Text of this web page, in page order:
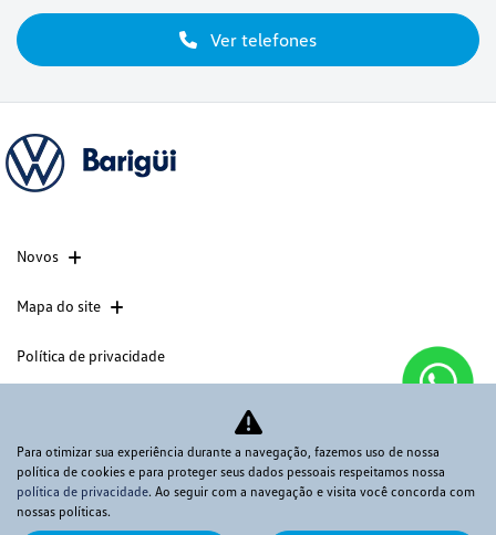
Ver telefones
Novos
Mapa do site
Política de privacidade
VOX COMERCIO DE AUTOMOVEIS LTDA
CNPJ: 08.540.795/0007-28
Para otimizar sua experiência durante a navegação, fazemos uso de nossa
política de cookies e para proteger seus dados pessoais respeitamos nossa
política de privacidade. Ao seguir com a navegação e visita você concorda com
nossas políticas.